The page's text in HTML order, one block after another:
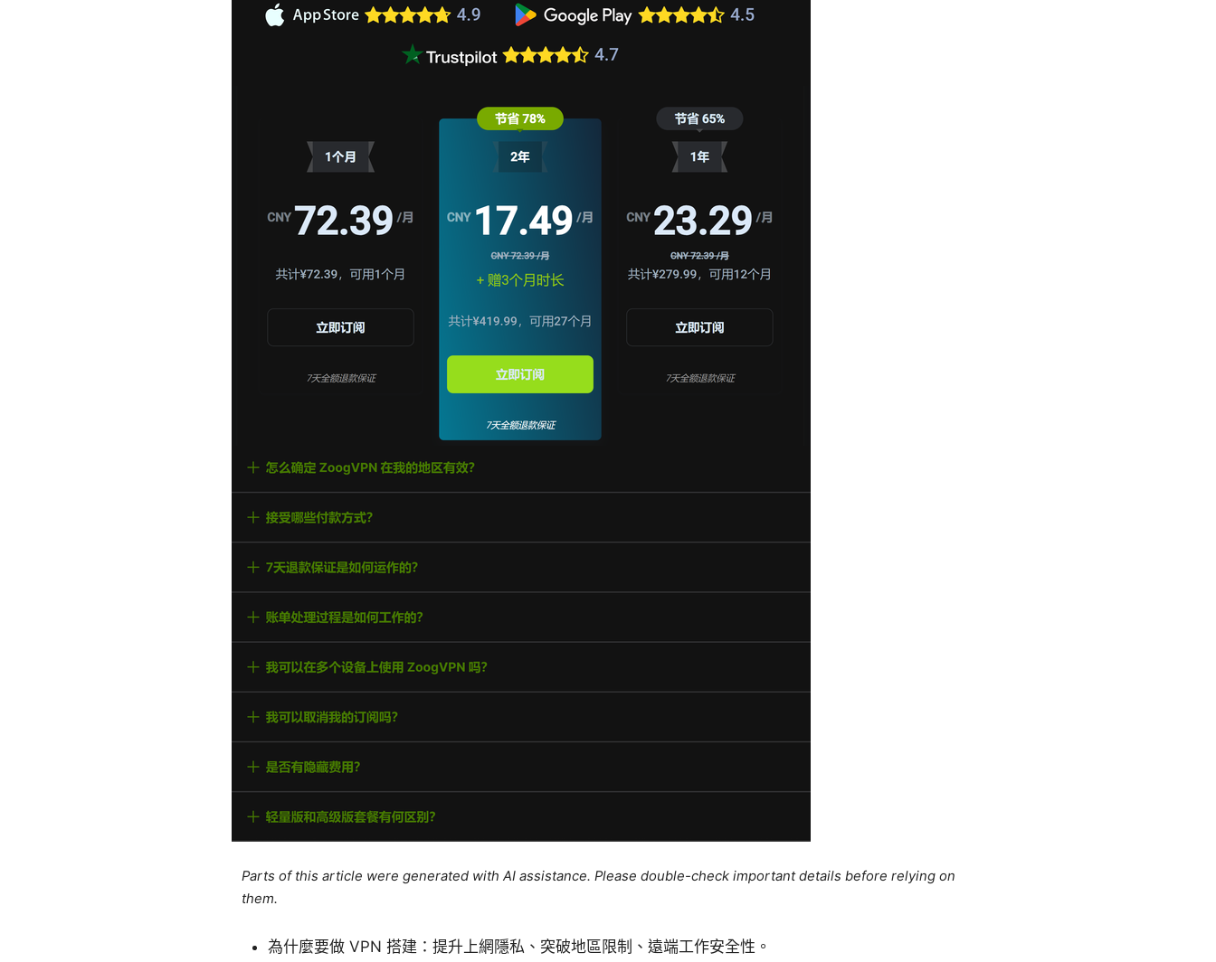
Parts of this article were generated with AI assistance. Please double-check important details before relying on
them.
為什麼要做 VPN 搭建：提升上網隱私、突破地區限制、遠端工作安全性。